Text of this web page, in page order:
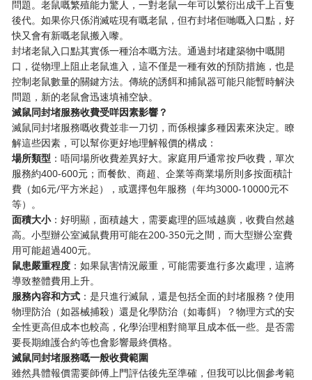
問題。老鼠嘅繁殖能力驚人，一對老鼠一年可以繁衍出成千上百隻
後代。如果你只係消滅咗現有嘅老鼠，但冇封堵佢哋嘅入口點，好
快又會有新嘅老鼠搬入嚟。
封堵老鼠入口點其實係一種治本嘅方法。通過封堵建築物中嘅開
口，從物理上阻止老鼠進入，這不僅是一種有效的預防措施，也是
控制老鼠數量的關鍵方法。傳統的誘餌和捕鼠器可能只能暫時解決
問題，新的老鼠會迅速填補空缺。
滅鼠同封堵服務收費受咩因素影響？
滅鼠同封堵服務嘅收費並非一刀切，而係根據多種因素來決定。瞭
解這些因素，可以幫你更好地理解報價的構成：
場所類型 ：唔同場所收費差異好大。家庭用戶通常按戶收費，單次
服務約400-600元；而餐飲、商超、企業等商業場所則多按面積計
費（如6元/平方米起），或選擇包年服務（年均3000-10000元不
等）。
面積大小：好明顯，面積越大，需要處理的區域越廣，收費自然越
高。小型辦公室滅鼠費用可能在200-350元之間，而大型辦公室費
用可能超過400元。
鼠患嚴重程度 ：如果鼠害情況嚴重，可能需要進行多次處理，這將
導致整體費用上升。
服務內容和方式 ：是只進行滅鼠，還是包括全面的封堵服務？使用
物理防治（如器械捕殺）還是化學防治（如毒餌）？物理方式的安
全性更高但成本也較高，化學治理相對簡單且成本低一些。是否需
要長期維護合約等也會影響最終價格。
滅鼠同封堵服務嘅一般收費範圍
雖然具體報價需要師傅上門評估後先至準確，但我可以比個參考範